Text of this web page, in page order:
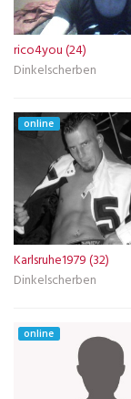
rico4you (24)
Dinkelscherben
online
Karlsruhe1979 (32)
Dinkelscherben
online